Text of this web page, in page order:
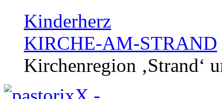
Kinderherz
KIRCHE-AM-STRAND
Kirchenregion ‚Strand‘